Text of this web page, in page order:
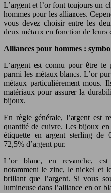
L’argent et l’or font toujours un
hommes pour les alliances.
vous devez choisir entre les
deux métaux en fonction de leurs
Alliances pour hommes :
L’argent est connu pour être
parmi les métaux blancs. L’or
métaux particulièrement mous.
matériaux pour assurer la
bijoux.
En règle générale, l’argent est
quantité de cuivre. Les bijoux
étiquette en argent sterling de
72,5% d’argent pur.
L’or blanc, en revanche,
notamment le zinc, le nickel et
brillant que l’argent. Si vous
lumineuse dans l’alliance en or